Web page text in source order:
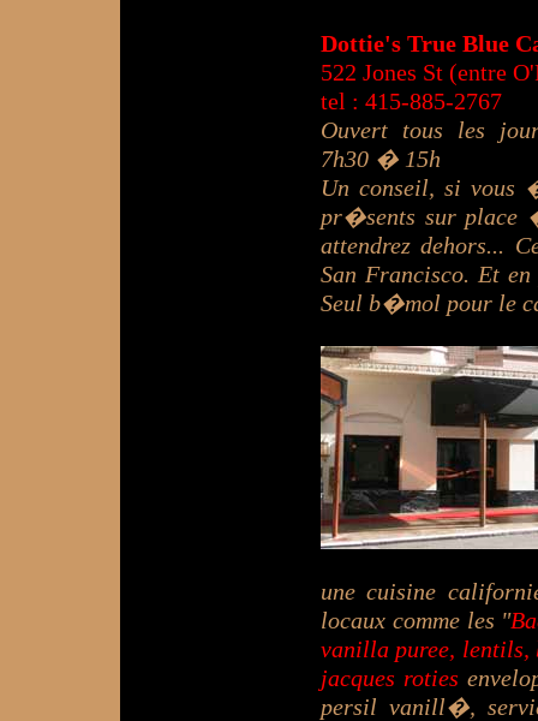
Dottie's True Blue
522 Jones St (entre
tel : 415-885-2767
Ouvert tous les
7h30 � 15h
Un conseil, si vous
pr�sents sur place
attendrez dehors...
San Francisco. Et
Seul b�mol pour le
une cuisine
locaux comme les "
vanilla puree,
jacques roties
persil vanill�,